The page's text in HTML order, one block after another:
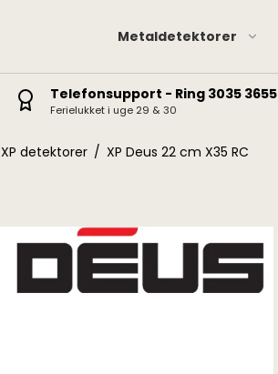
Metaldetektorer
Minelab Manticore
Minelab Vanquish
Minelab X-Terra Elite /
Pro
Telefonsupport - Ring 3035 3655
Ferielukket i uge 29 & 30
XP detektorer / XP Deus 22 cm X35 RC